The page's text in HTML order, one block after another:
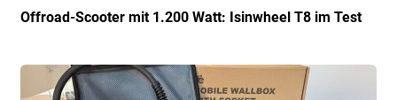
Offroad-Scooter mit 1.200 Watt: Isinwheel T8 im Test